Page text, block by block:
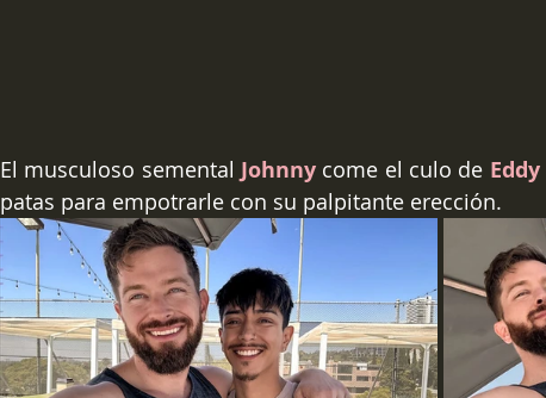
El musculoso semental Johnny come el culo de Eddy
patas para empotrarle con su palpitante erección.